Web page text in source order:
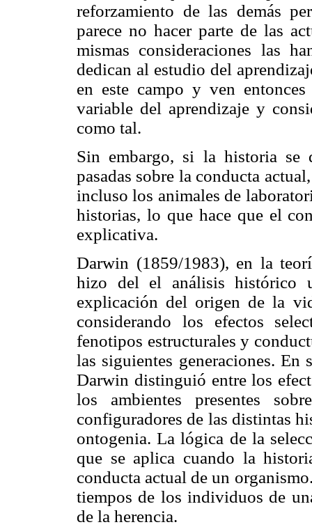
reforzamiento de las demás
parece no hacer parte de las
mismas consideraciones las
dedican al estudio del
en este campo y ven
variable del aprendizaje y
como tal.
Sin embargo, si la historia se
pasadas sobre la conducta
incluso los animales de
historias, lo que hace que el
explicativa.
Darwin (1859/1983), en la
hizo del el análisis histórico
explicación del origen de la
considerando los efectos
fenotipos estructurales y
las siguientes generaciones.
Darwin distinguió entre los
los ambientes presentes
configuradores de las distintas
ontogenia. La lógica de la
que se aplica cuando la
conducta actual de un
tiempos de los individuos de
de la herencia.